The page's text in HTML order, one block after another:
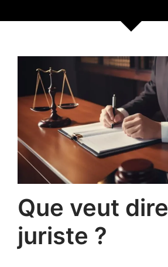
Que veut dire
juriste ?